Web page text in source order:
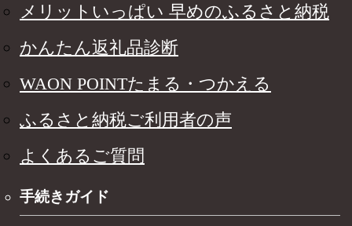
メリットいっぱい 早めのふるさと納税
かんたん返礼品診断
WAON POINTたまる・つかえる
ふるさと納税ご利用者の声
よくあるご質問
手続きガイド